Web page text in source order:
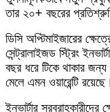
তার ২০+ বছরের
ডিসি অপ্টিমাইজারের
সেন্ট্রালাইজড স্ট্রিং
বছর ধরে টিকে থাকার
মেলে এমন ওয়ারেন্টি রয়েছে।
ইনভার্টার সরবরাহকারীদের